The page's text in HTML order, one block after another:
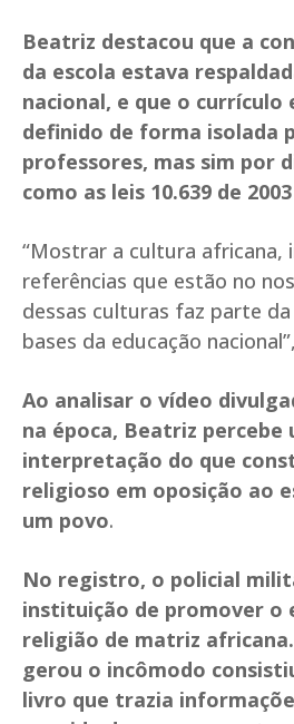
Beatriz destacou que a
da escola estava
nacional, e que o currículo
definido de forma isolada
professores, mas sim por
como as leis 10.639 de
“Mostrar a cultura africana,
referências que estão no
dessas culturas faz parte
bases da educação
Ao analisar o vídeo
na época, Beatriz percebe
interpretação do que
religioso em oposição ao
um povo.
No registro, o policial
instituição de promover o
religião de matriz
gerou o incômodo
livro que trazia